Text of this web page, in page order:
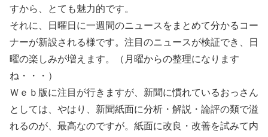
すから、とても魅力的です。
それに、日曜日に一週間のニュースをまとめて分かるコー
ナーが新設される様です。注目のニュースが検証でき、日
曜の楽しみが増えます。（月曜からの整理になります
ね・・・）
Ｗｅｂ版に注目が行きますが、新聞に慣れているおっさん
としては、やはり、新聞紙面に分析・解説・論評の類で溢
れるのが、最高なのですが。紙面に改良・改善を試みて内